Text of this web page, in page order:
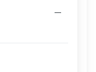
ー